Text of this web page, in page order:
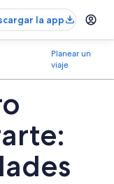
la app
Planear un
viaje